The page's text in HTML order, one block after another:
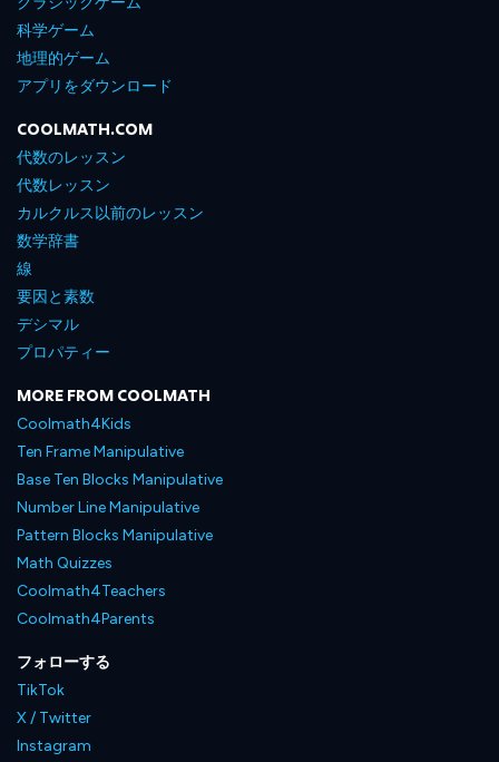
科学ゲーム
地理的ゲーム
アプリをダウンロード
COOLMATH.COM
代数のレッスン
代数レッスン
カルクルス以前のレッスン
数学辞書
線
要因と素数
デシマル
プロパティー
MORE FROM COOLMATH
Coolmath4Kids
Ten Frame Manipulative
Base Ten Blocks Manipulative
Number Line Manipulative
Pattern Blocks Manipulative
Math Quizzes
Coolmath4Teachers
Coolmath4Parents
フォローする
TikTok
X / Twitter
Instagram